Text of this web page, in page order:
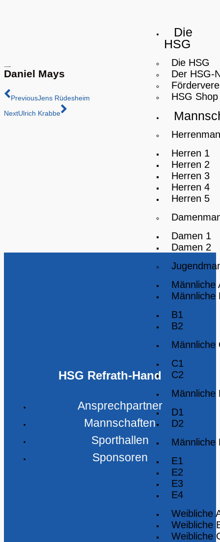
Die
HSG
Die HSG
Der HSG-
HSG Shop
Herren 1
Herren 2
Herren 3
Herren 4
Herren 5
Damen 1
Damen 2
Männliche
Männliche
B1
B2
Männliche
C1
C2
Männliche
D1
D2
Männliche
E1
E2
E3
E4
Weibliche
Weibliche
Weibliche
Daniel Mays
PreviousJens Rüdesheim
NextUlrich Krabbe
HSG Refrath-Hand
Ansprechpartner
Mannschaften
Sporthallen
Sponsoren